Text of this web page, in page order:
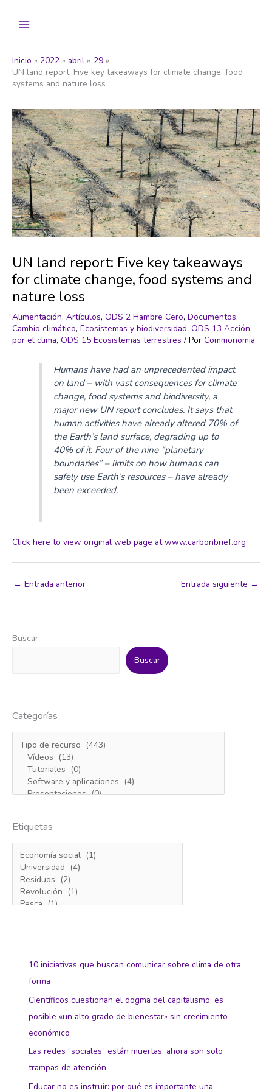
Inicio 2022 abril
29
UN land report: Five key takeaways for climate change, food
systems and nature loss
UN land report: Five key takeaways
for climate change, food systems and
nature loss
Alimentación, Artículos, ODS 2 Hambre Cero, Documentos,
Cambio climático, Ecosistemas y biodiversidad, ODS 13 Acción
por el clima, ODS 15 Ecosistemas terrestres / Por Commonomia
Humans have had an unprecedented impact
on land – with vast consequences for climate
change, food systems and biodiversity, a
major new UN report concludes. It says that
human activities have already altered 70% of
the Earth’s land surface, degrading up to
40% of it. Four of the nine “planetary
boundaries” – limits on how humans can
safely use Earth’s resources – have already
been exceeded.
Click here to view original web page at www.carbonbrief.org
← Entrada anterior Entrada siguiente →
Buscar
Buscar
Categorías
Etiquetas
10 iniciativas que buscan comunicar sobre clima de otra
forma
Científicos cuestionan el dogma del capitalismo: es
posible «un alto grado de bienestar» sin crecimiento
económico
Las redes “sociales” están muertas: ahora son solo
trampas de atención
Educar no es instruir: por qué es importante una